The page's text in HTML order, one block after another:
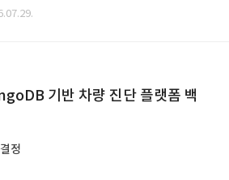
기반 차량 진단 플랫폼 백
정